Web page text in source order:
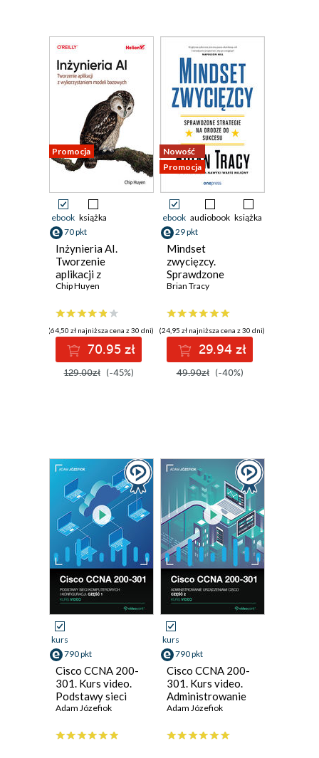
Promocja
ebook książka
70 pkt
Inżynieria AI.
Tworzenie
aplikacji z
wykorzystaniem
Chip Huyen
(64,50 zł najniższa cena z 30 dni)
70.95 zł
129.00zł (-45%)
Nowość
Promocja
ebook audiobook książka
29 pkt
Mindset
zwycięzcy.
Sprawdzone
strategie na
Brian Tracy
(24,95 zł najniższa cena z 30 dni)
29.94 zł
49.90zł (-40%)
kurs
790 pkt
Cisco CCNA 200-
301. Kurs video.
Podstawy sieci
komputerowych i
Adam Józefiok
kurs
790 pkt
Cisco CCNA 200-
301. Kurs video.
Administrowanie
urządzeniami
Adam Józefiok